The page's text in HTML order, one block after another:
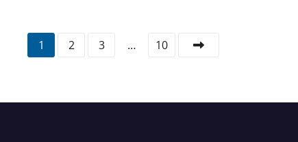
P
s
1 2 3 … 10